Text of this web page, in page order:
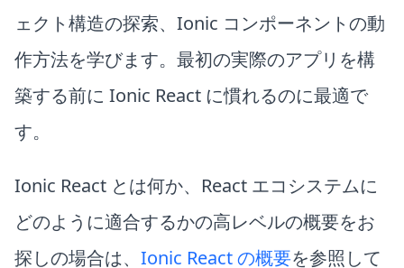
ェクト構造の探索、Ionic コンポーネントの動
作方法を学びます。最初の実際のアプリを構
築する前に Ionic React に慣れるのに最適で
す。
Ionic React とは何か、React エコシステムに
どのように適合するかの高レベルの概要をお
探しの場合は、 Ionic React の概要を参照して